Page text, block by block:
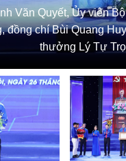
Văn Quyết, Ủy viên
đồng chí Bùi Quang
thưởng Lý Tự